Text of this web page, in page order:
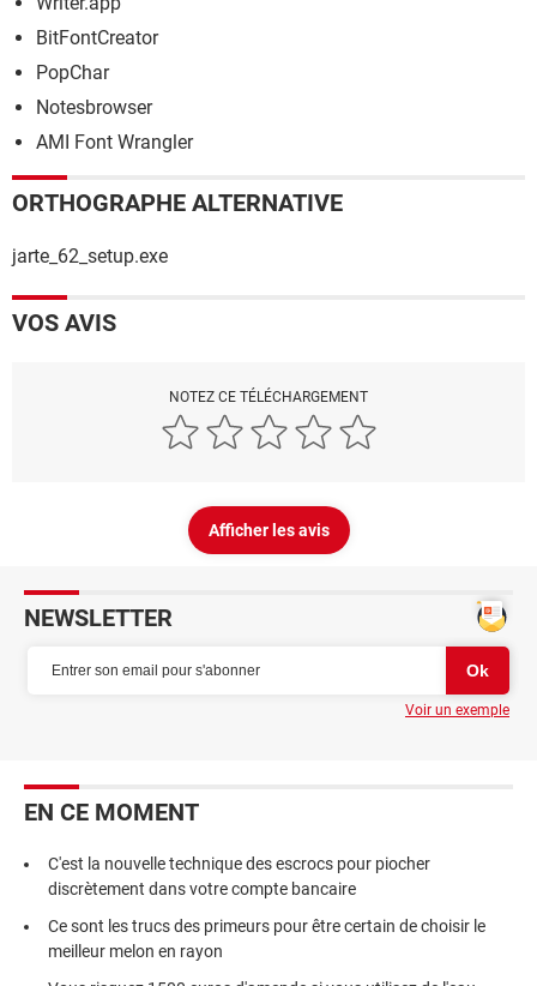
BitFontCreator
PopChar
Notesbrowser
AMI Font Wrangler
ORTHOGRAPHE ALTERNATIVE
jarte_62_setup.exe
VOS AVIS
NOTEZ CE TÉLÉCHARGEMENT
Afficher les avis
NEWSLETTER
Voir un exemple
EN CE MOMENT
C'est la nouvelle technique des escrocs pour piocher
discrètement dans votre compte bancaire
Ce sont les trucs des primeurs pour être certain de choisir le
meilleur melon en rayon